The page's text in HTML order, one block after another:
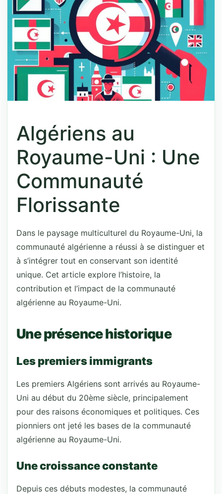
Algériens au
Royaume-Uni : Une
Communauté
Florissante
Dans le paysage multiculturel du Royaume-Uni, la
communauté algérienne a réussi à se distinguer et
à s’intégrer tout en conservant son identité
unique. Cet article explore l’histoire, la
contribution et l’impact de la communauté
algérienne au Royaume-Uni.
Une présence historique
Les premiers immigrants
Les premiers Algériens sont arrivés au Royaume-
Uni au début du 20ème siècle, principalement
pour des raisons économiques et politiques. Ces
pionniers ont jeté les bases de la communauté
algérienne au Royaume-Uni.
Une croissance constante
Depuis ces débuts modestes, la communauté